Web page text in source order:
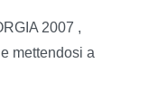
2007 ,
mettendosi a